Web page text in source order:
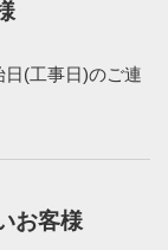
(工事日)のご連
お客様